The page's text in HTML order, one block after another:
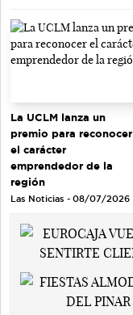
La UCLM lanza un
premio para reconocer
el carácter
emprendedor de la
región
Las Noticias - 08/07/2026